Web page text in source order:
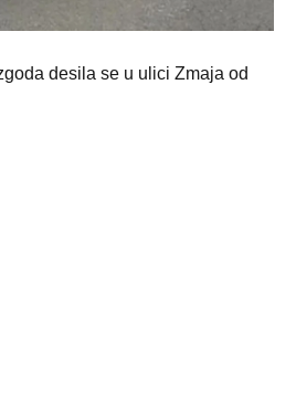
desila se u ulici Zmaja od